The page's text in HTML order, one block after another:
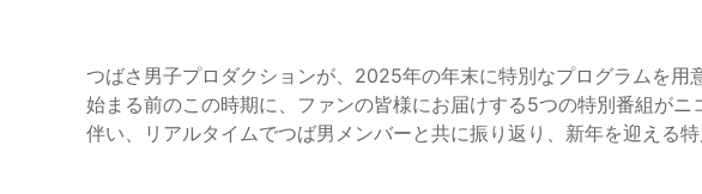
つばさ男子プロダクションが、2025年の年末に特別なプログラムを用
始まる前のこの時期に、ファンの皆様にお届けする5つの特別番組が
伴い、リアルタイムでつば男メンバーと共に振り返り、新年を迎える特